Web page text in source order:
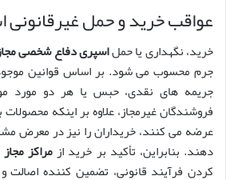
عواقب خرید و حمل
خرید، نگهداری یا حملاسپری دفاع شخصی
جرم محسوب می شود. بر اساس قوانین
جریمه های نقدی، حبس یا هر دو مورد
فروشندگان غیرمجاز، علاوه بر اینکه
عرضه می کنند، خریداران را نیز در معرض
دهند. بنابراین، تأکید بر خرید ازمراکز
کردن فرآیند قانونی، تضمین کننده